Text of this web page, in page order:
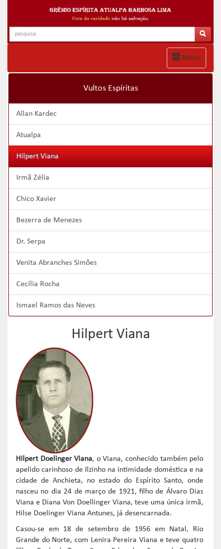
Menu
Vultos Espíritas
Allan Kardec
Atualpa
Hilpert Viana
Irmã Zélia
Chico Xavier
Bezerra de Menezes
Dr. Serpa
Venita Abranches Simões
Cecília Rocha
Ismael Ramos das Neves
Hilpert Viana
Hilpert Doelinger Viana, o Viana, conhecido também pelo
apelido carinhoso de Ilzinho na intimidade doméstica e na
cidade de Anchieta, no estado do Espírito Santo, onde
nasceu no dia 24 de março de 1921, filho de Álvaro Dias
Viana e Diana Von Doellinger Viana, teve uma única irmã,
Hilse Doelinger Viana Antunes, já desencarnada.
Casou-se em 18 de setembro de 1956 em Natal, Rio
Grande do Norte, com Lenira Pereira Viana e teve quatro